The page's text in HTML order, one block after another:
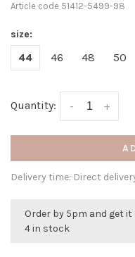
Article code 51412-5499-98
size:
44 46 48 50
Quantity: +
-
Delivery time: Direct
Order by 5pm and get
4 in stock